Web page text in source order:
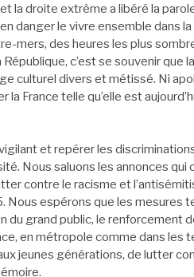
la droite extrême a libéré la
danger le vivre ensemble dans la
mers, des heures les plus
c’est se souvenir que
culturel divers et métissé. Ni
France telle qu’elle est
et repérer les
Nous saluons les annonces qui
contre le racisme et
Nous espérons que les mesures
du grand public, le renforcement
en métropole comme dans les
jeunes générations, de lutter